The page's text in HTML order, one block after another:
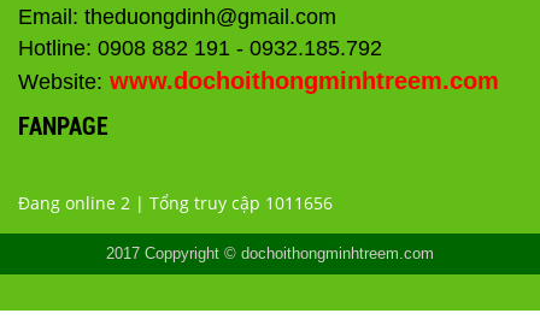
Email: theduongdinh@gmail.com
Hotline: 0908 882 191 - 0932.185.792
Website: www.dochoithongminhtreem.com
FANPAGE
Đang online 2 | Tổng truy cập 1011656
2017 Coppyright © dochoithongminhtreem.com